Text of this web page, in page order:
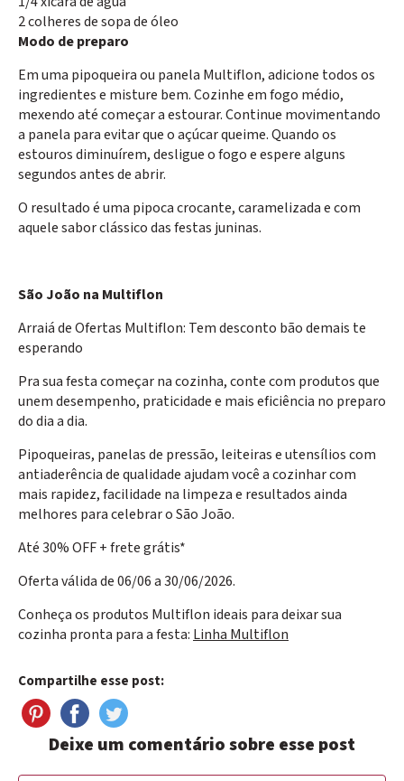
2 colheres de sopa de óleo
Modo de preparo
Em uma pipoqueira ou panela Multiflon, adicione todos os
ingredientes e misture bem. Cozinhe em fogo médio,
mexendo até começar a estourar. Continue movimentando
a panela para evitar que o açúcar queime. Quando os
estouros diminuírem, desligue o fogo e espere alguns
segundos antes de abrir.
O resultado é uma pipoca crocante, caramelizada e com
aquele sabor clássico das festas juninas.
São João na Multiflon
Arraiá de Ofertas Multiflon: Tem desconto bão demais te
esperando
Pra sua festa começar na cozinha, conte com produtos que
unem desempenho, praticidade e mais eficiência no preparo
do dia a dia.
Pipoqueiras, panelas de pressão, leiteiras e utensílios com
antiaderência de qualidade ajudam você a cozinhar com
mais rapidez, facilidade na limpeza e resultados ainda
melhores para celebrar o São João.
Até 30% OFF + frete grátis*
Oferta válida de 06/06 a 30/06/2026.
Conheça os produtos Multiflon ideais para deixar sua
cozinha pronta para a festa: Linha Multiflon
Compartilhe esse post:
Deixe um comentário sobre esse post